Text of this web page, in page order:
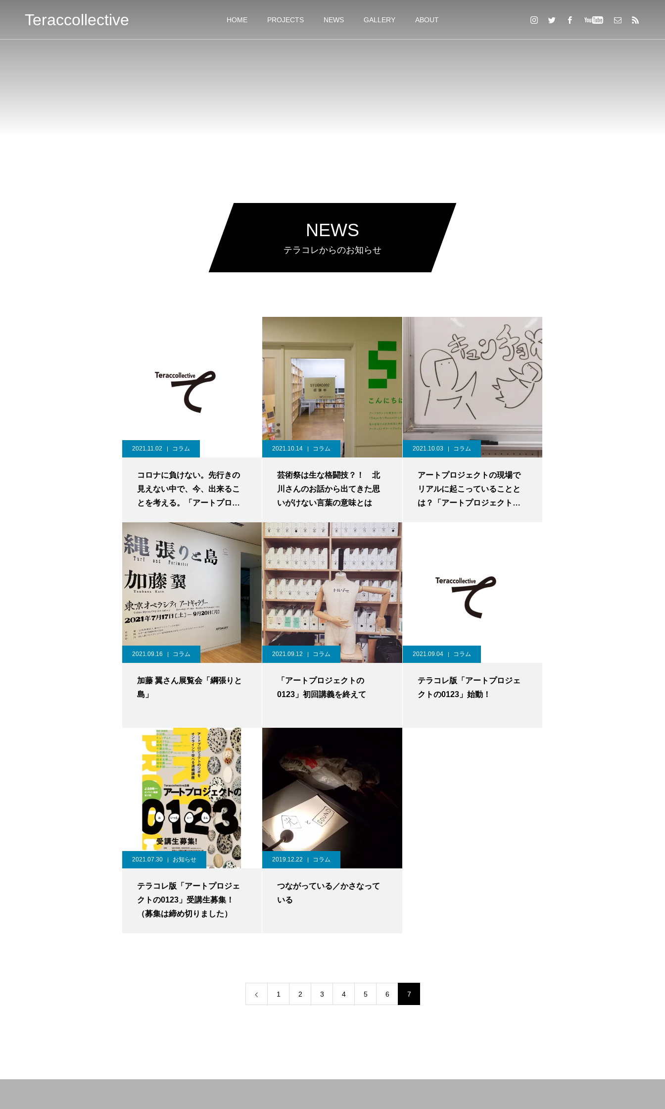
Teraccollective HOME PROJECTS NEWS GALLERY ABOUT
NEWS
テラコレからのお知らせ
2021.11.02 コラム
コロナに負けない。先行きの
見えない中で、今、出来るこ
とを考える。「アートプロジ
2021.10.14 コラム
芸術祭は生な格闘技？！ 北
川さんのお話から出てきた思
いがけない言葉の意味とは
2021.10.03 コラム
アートプロジェクトの現場で
リアルに起こっていることと
は？「アートプロジェクトの
2021.09.16 コラム
加藤 翼さん展覧会「綱張りと
島」
2021.09.12 コラム
「アートプロジェクトの
0123」初回講義を終えて
2021.09.04 コラム
テラコレ版「アートプロジェ
クトの0123」始動！
2021.07.30 お知らせ
テラコレ版「アートプロジェ
クトの0123」受講生募集！
（募集は締め切りました）
2019.12.22 コラム
つながっている／かさなって
いる
1 2 3 4 5 6 7